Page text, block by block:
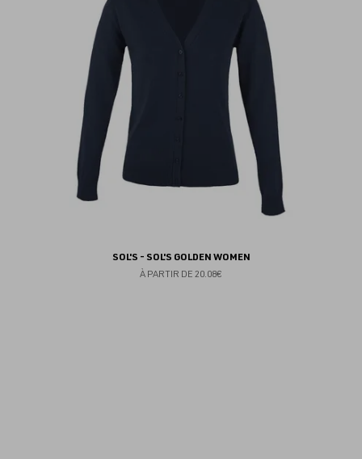
SOL'S - SOL'S GOLDEN WOMEN
À PARTIR DE 20.08€